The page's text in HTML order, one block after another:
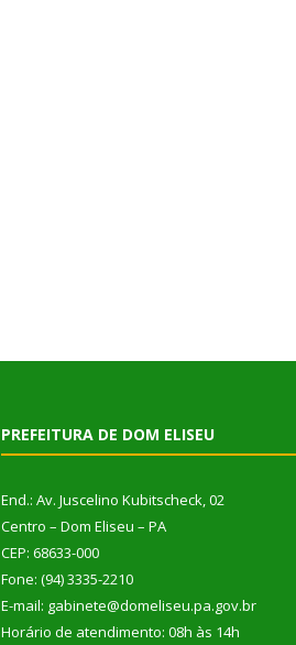
PREFEITURA DE DOM ELISEU
End.: Av. Juscelino Kubitscheck, 02
Centro – Dom Eliseu – PA
CEP: 68633-000
Fone: (94) 3335-2210
E-mail: gabinete@domeliseu.pa.gov.br
Horário de atendimento: 08h às 14h